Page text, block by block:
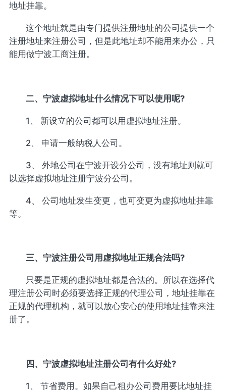
地址挂靠。
这个地址就是由专门提供注册地址的公司提供一个
注册地址来注册公司，但是此地址却不能用来办公，只
能用做宁波工商注册。
二、宁波虚拟地址什么情况下可以使用呢?
1、 新设立的公司都可以用虚拟地址注册。
2、 申请一般纳税人公司。
3、 外地公司在宁波开设分公司，没有地址则就可
以选择虚拟地址注册宁波分公司。
4、 公司地址发生变更，也可变更为虚拟地址挂靠
等。
三、宁波注册公司用虚拟地址正规合法吗?
只要是正规的虚拟地址都是合法的。所以在选择代
理注册公司时必须要选择正规的代理公司，地址挂靠在
正规的代理机构，就可以放心安心的使用地址挂靠来注
册了。
四、宁波虚拟地址注册公司有什么好处?
1、 节省费用。如果自己租办公司费用要比地址挂